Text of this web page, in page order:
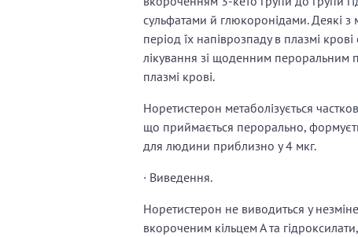
сульфатами й глюкоронідами. Деякі з
період їх напіврозпаду в плазмі
лікування зі щоденним пероральним
плазмі крові.
Норетистерон метаболізується
що приймається перорально,
для людини приблизно у 4 мкг.
· Виведення.
Норетистерон не виводиться у
вкороченим кільцем А та